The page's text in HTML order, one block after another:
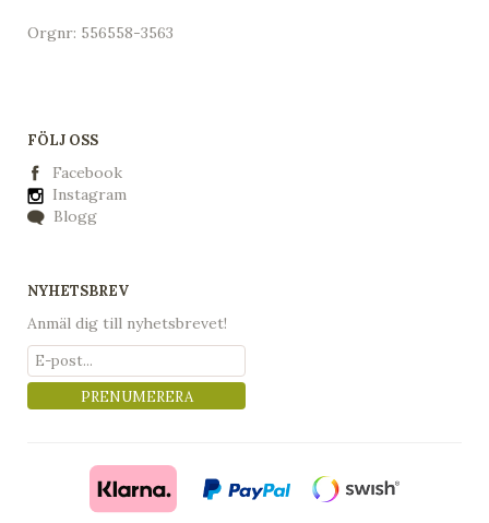
Orgnr: 556558-3563
FÖLJ OSS
Facebook
Instagram
Blogg
NYHETSBREV
Anmäl dig till nyhetsbrevet!
PRENUMERERA